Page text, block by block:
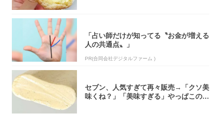
「占い師だけが知ってる〝お金が増える
人の共通点〟」
PR(合同会社デジタルファーム )
セブン、人気すぎて再々販売→「クソ美
味くね？」「美味すぎる」やっぱこのク